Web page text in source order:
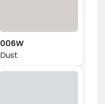
006W
Dust